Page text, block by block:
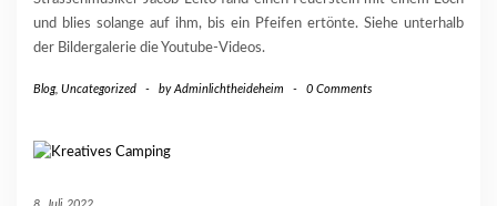
und blies solange auf ihm, bis ein Pfeifen ertönte. Siehe unterhalb
der Bildergalerie die Youtube-Videos.
Blog, Uncategorized - byAdminlichtheideheim - 0 Comments